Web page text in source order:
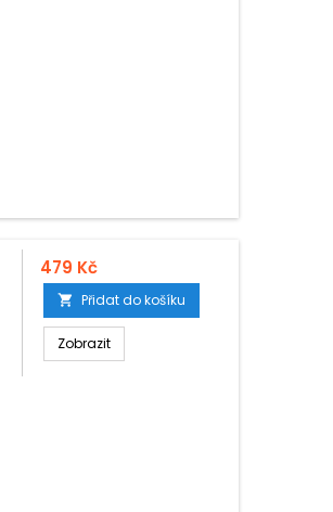
479 Kč
 Přidat do košíku
Zobrazit